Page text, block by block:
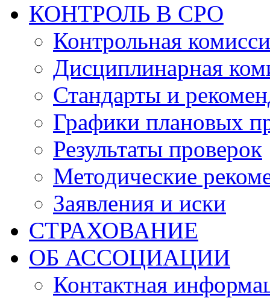
КОНТРОЛЬ В СРО
Контрольная
Дисциплинарная
Стандарты и
Графики плановых
Результаты проверок
Методические
Заявления и иски
СТРАХОВАНИЕ
ОБ АССОЦИАЦИИ
Контактная